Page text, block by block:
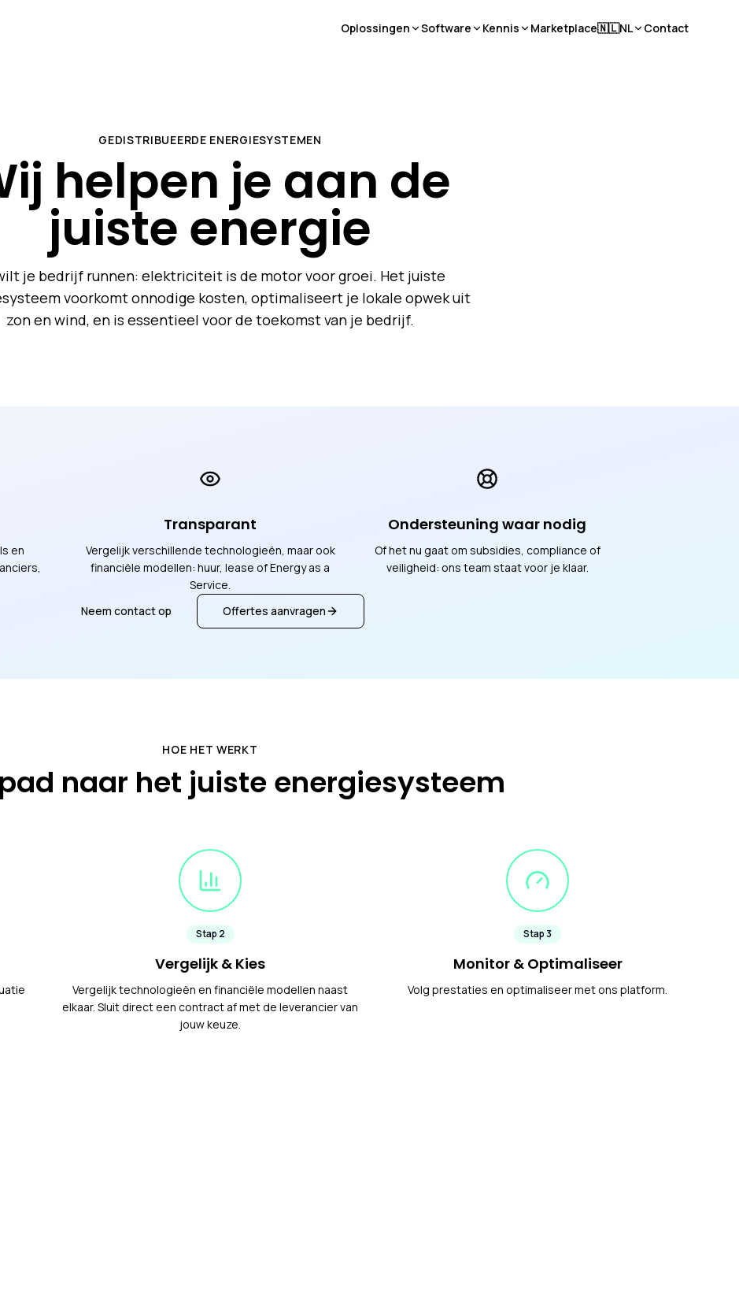
Oplossingen Software Kennis Marketplace🇳🇱NL Contact
GEDISTRIBUEERDE ENERGIESYSTEMEN
helpen je aan de
juiste energie
je bedrijf runnen: elektriciteit is de motor voor groei. Het juiste
voorkomt onnodige kosten, optimaliseert je lokale opwek uit
zon en wind, en is essentieel voor de toekomst van je bedrijf.
en
Transparant
Vergelijk verschillende technologieën, maar ook
financiële modellen: huur, lease of Energy as a
Service.
Ondersteuning waar nodig
Of het nu gaat om subsidies, compliance of
veiligheid: ons team staat voor je klaar.
Neem contact op Offertes aanvragen
HOE HET WERKT
naar het juiste energiesysteem
Stap 2
Vergelijk & Kies
Vergelijk technologieën en financiële modellen naast
elkaar. Sluit direct een contract af met de leverancier van
jouw keuze.
Stap 3
Monitor & Optimaliseer
Volg prestaties en optimaliseer met ons platform.